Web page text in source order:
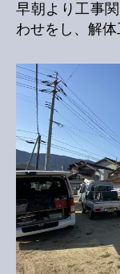
早朝より工事
わせをし、解体